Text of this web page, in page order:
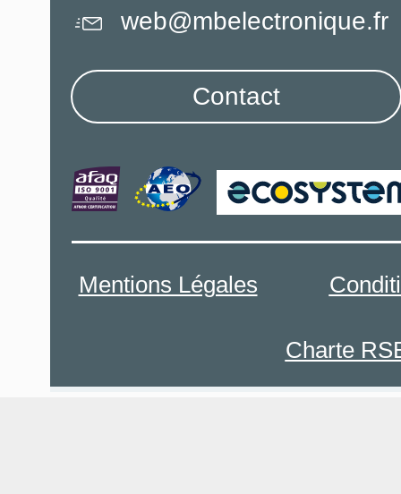
Mentions Légales
Charte
web@mbelectronique.fr
Contact